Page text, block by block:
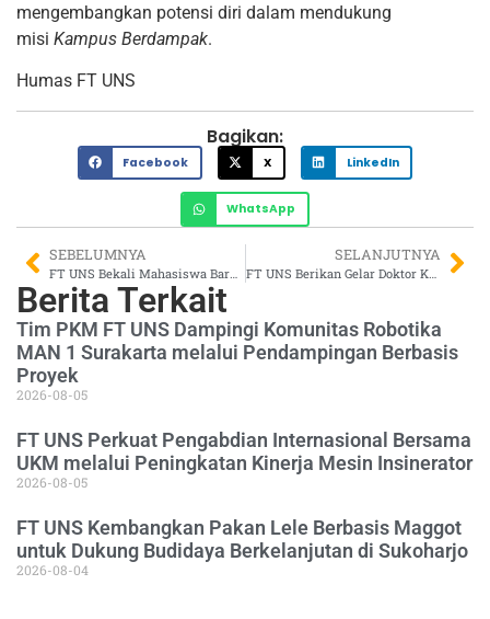
mengembangkan potensi diri dalam mendukung
misi Kampus Berdampak.
Humas FT UNS
Bagikan:
Facebook X LinkedIn
WhatsApp
SEBELUMNYA SELANJUTNYA
FT UNS Berikan Gelar Doktor Kepada Amirotul M.H. Mahmudah, Teliti Space-Time Fixity Aktivitas di Era Pandemi Covid-19
Berita Terkait
Tim PKM FT UNS Dampingi Komunitas Robotika
MAN 1 Surakarta melalui Pendampingan Berbasis
Proyek
2026-08-05
FT UNS Perkuat Pengabdian Internasional Bersama
UKM melalui Peningkatan Kinerja Mesin Insinerator
2026-08-05
FT UNS Kembangkan Pakan Lele Berbasis Maggot
untuk Dukung Budidaya Berkelanjutan di Sukoharjo
2026-08-04